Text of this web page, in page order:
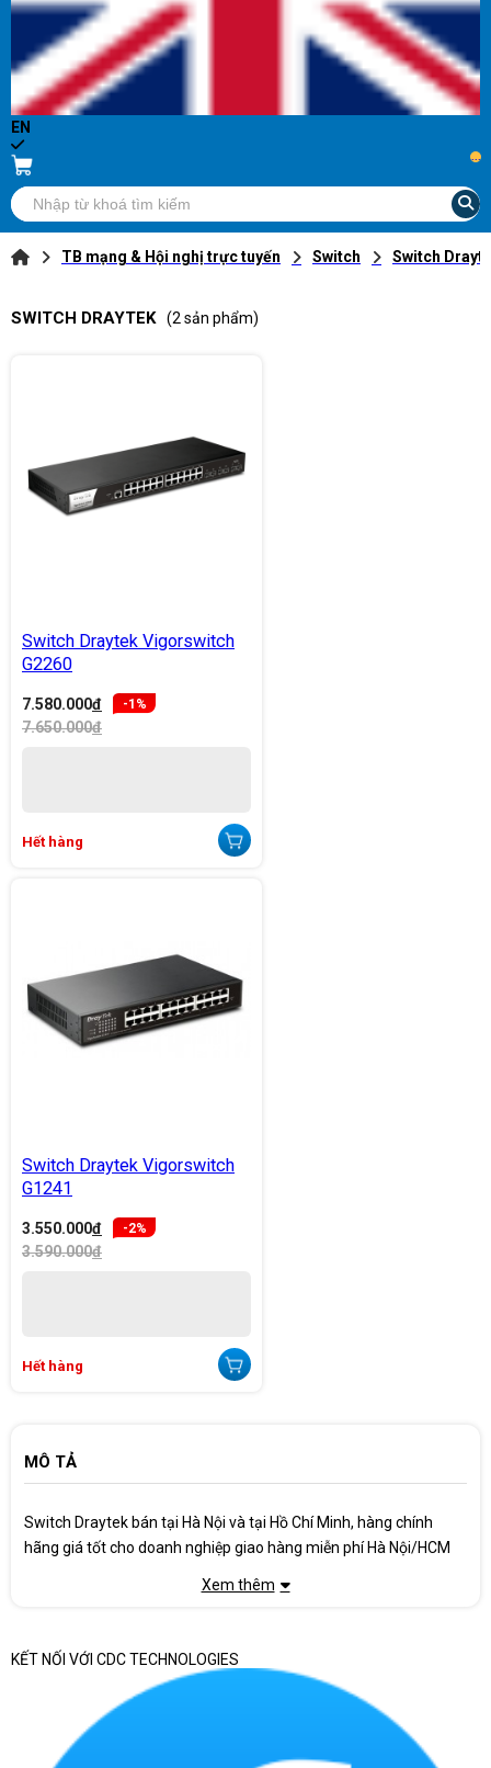
EN
...
TB mạng & Hội nghị trực tuyến Switch Switch
SWITCH DRAYTEK (2 sản phẩm)
Switch Draytek Vigorswitch
G2260
7.580.000đ -1%
7.650.000đ
Hết hàng
Switch Draytek Vigorswitch
G1241
3.550.000đ -2%
3.590.000đ
Hết hàng
MÔ TẢ
Switch Draytek bán tại Hà Nội và tại Hồ Chí Minh, hàng chính
hãng giá tốt cho doanh nghiệp giao hàng miễn phí Hà Nội/HCM
Xem thêm
KẾT NỐI VỚI CDC TECHNOLOGIES